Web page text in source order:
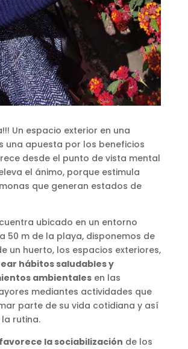
Un espacio exterior en una
una apuesta por los beneficios
desde el punto de vista mental
el ánimo, porque estimula
que generan estados de
ubicado en un entorno
50 m de la playa, disponemos de
un huerto, los espacios exteriores,
hábitos saludables y
ambientalesen las
mediantes actividades que
parte de su vida cotidiana y así
rutina.
favorece la sociabilización de los